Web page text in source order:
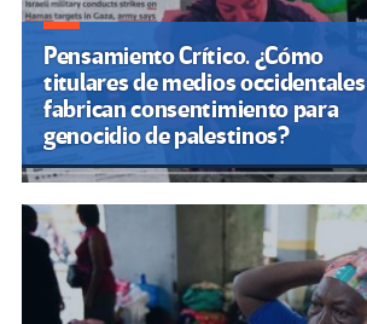
Pensamiento Crítico. ¿Cómo
titulares de medios occidentales
fabrican consentimiento para
genocidio de palestinos?